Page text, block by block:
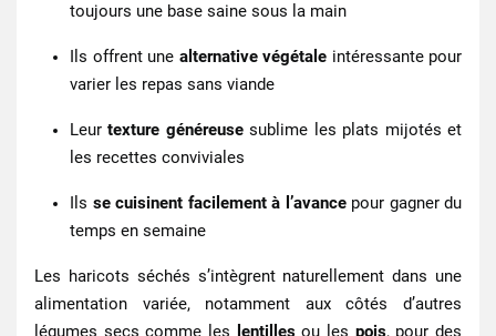
toujours une base saine sous la main
Ils offrent une alternative végétale intéressante pour
varier les repas sans viande
Leur texture généreusesublime les plats mijotés et
les recettes conviviales
Ils se cuisinent facilement à l’avancepour gagner du
temps en semaine
Les haricots séchés s’intègrent naturellement dans une
alimentation variée, notamment aux côtés d’autres
légumes secs comme les
lentillesou les pois, pour des